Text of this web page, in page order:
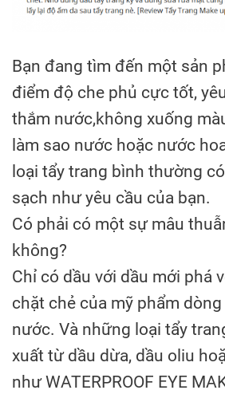
Bạn đang tìm đến một sản
điểm độ che phủ cực tốt,
thắm nước,không xuống
làm sao nước hoặc nước
loại tẩy trang bình thường
sạch như yêu cầu của bạn.
Có phải có một sự mâu
không?
Chỉ có dầu với dầu mới phá
chặt chẻ của mỹ phẩm
nước. Và những loại tẩy
xuất từ dầu dừa, dầu oliu
như WATERPROOF EYE